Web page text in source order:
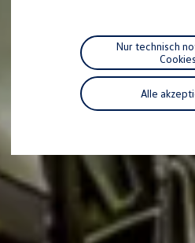
Individualisieren
Wallbox und
Digitale Extras
Dienste für Ihr
Volkswagen
Handy und
Vorgängermodelle
Volkswagen
Warn- und
Assistenzsysteme
Digitale
Alle
Nur technisch
Cookies